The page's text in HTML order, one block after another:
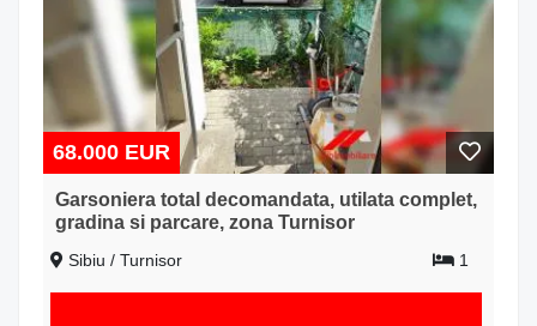
68.000 EUR
Garsoniera total decomandata, utilata complet,
gradina si parcare, zona Turnisor
Sibiu / Turnisor 1